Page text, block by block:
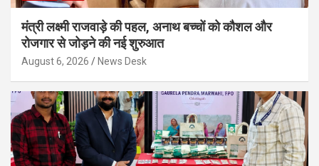
मंत्री लक्ष्मी राजवाड़े की पहल, अनाथ बच्चों को कौशल और
रोजगार से जोड़ने की नई शुरुआत
August 6, 2026 News Desk